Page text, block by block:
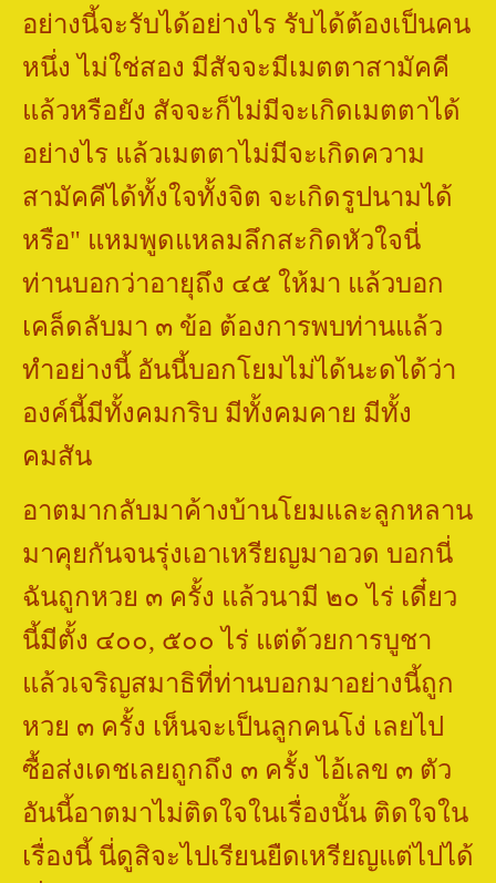
อย่างนี้จะรับได้อย่างไร รับได้ต้องเป็นคน
หนึ่ง ไม่ใช่สอง มีสัจจะมีเมตตาสามัคคี
แล้วหรือยัง สัจจะก็ไม่มีจะเกิดเมตตาได้
อย่างไร แล้วเมตตาไม่มีจะเกิดความ
สามัคคีได้ทั้งใจทั้งจิต จะเกิดรูปนามได้
หรือ" แหมพูดแหลมลึกสะกิดหัวใจนี่
ท่านบอกว่าอายุถึง ๔๕ ให้มา แล้วบอก
เคล็ดลับมา ๓ ข้อ ต้องการพบท่านแล้ว
ทำอย่างนี้ อันนี้บอกโยมไม่ได้นะดได้ว่า
องค์นี้มีทั้งคมกริบ มีทั้งคมคาย มีทั้ง
คมสัน
อาตมากลับมาค้างบ้านโยมและลูกหลาน
มาคุยกันจนรุ่งเอาเหรียญมาอวด บอกนี่
ฉันถูกหวย ๓ ครั้ง แล้วนามี ๒๐ ไร่ เดี๋ยว
นี้มีตั้ง ๔๐๐, ๕๐๐ ไร่ แต่ด้วยการบูชา
แล้วเจริญสมาธิที่ท่านบอกมาอย่างนี้ถูก
หวย ๓ ครั้ง เห็นจะเป็นลูกคนโง่ เลยไป
ซื้อส่งเดชเลยถูกถึง ๓ ครั้ง ไอ้เลข ๓ ตัว
อันนี้อาตมาไม่ติดใจในเรื่องนั้น ติดใจใน
เรื่องนี้ นี่ดูสิจะไปเรียนยืดเหรียญแต่ไปได้